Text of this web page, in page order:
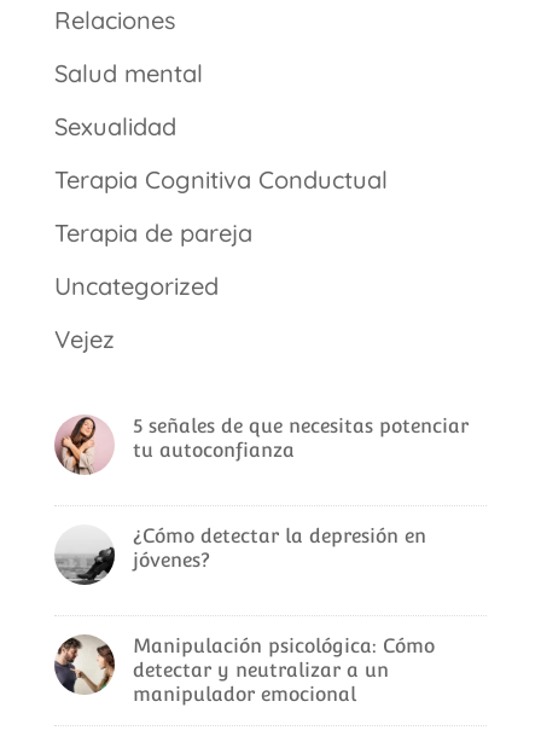
Relaciones
Salud mental
Sexualidad
Terapia Cognitiva Conductual
Terapia de pareja
Uncategorized
Vejez
5 señales de que necesitas potenciar
tu autoconfianza
¿Cómo detectar la depresión en
jóvenes?
Manipulación psicológica: Cómo
detectar y neutralizar a un
manipulador emocional